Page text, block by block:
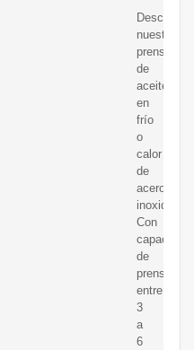
Descubre
nuestra
prensa
de
aceite
en
frío
o
calor
de
acero
inoxidable.
Con
capacidad
de
prensar
entre
3
a
6